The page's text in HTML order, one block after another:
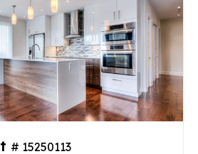
# 15250113